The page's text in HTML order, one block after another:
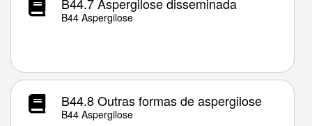
B44 Aspergilose
B44.8 Outras formas de aspergilose
B44 Aspergilose